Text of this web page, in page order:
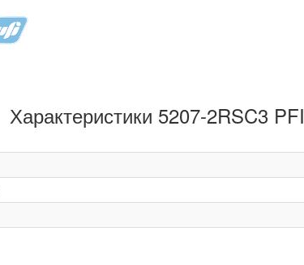
Характеристики 5207-2RSC3 PFI